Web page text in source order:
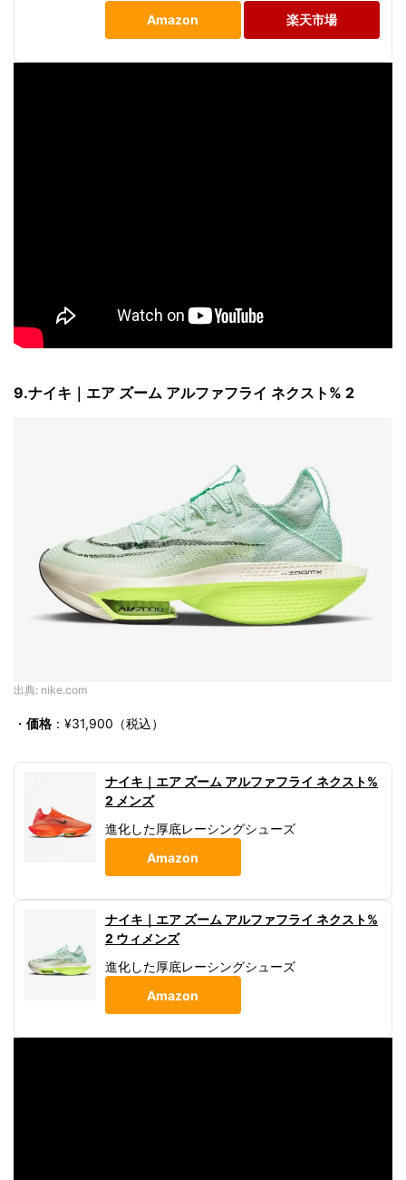
Amazon
楽天市場
9.ナイキ｜エア ズーム アルファフライ ネクスト % 2
出典: nike.com
・ 価格 ：¥31,900（税込）
ナイキ｜エア ズーム アルファフライ ネクスト%
2 メンズ
進化した厚底レーシングシューズ
Amazon
ナイキ｜エア ズーム アルファフライ ネクスト%
2 ウィメンズ
進化した厚底レーシングシューズ
Amazon